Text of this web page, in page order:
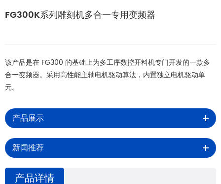
FG300K系列雕刻机多合一专用变频器
该产品是在 FG300 的基础上为多工序数控开料机专门开发的一款多
合一变频器。采用高性能主轴电机驱动算法，内置独立电机驱动单
元。
产品展示
新闻推荐
产品详情